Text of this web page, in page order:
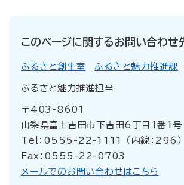
このページに関するお問い合わせ
ふるさと創生室 ふるさと魅力推進課
ふるさと魅力推進担当
〒403-8601
山梨県富士吉田市下吉田6丁目1番1号
Tel：0555-22-1111 （内線：296）
Fax：0555-22-0703
メールでのお問い合わせはこちら